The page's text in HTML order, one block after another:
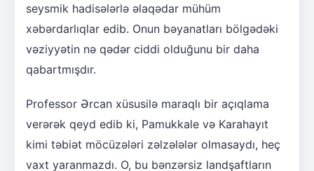
seysmik hadisələrlə əlaqədar mühüm
xəbərdarlıqlar edib. Onun bəyanatları bölgədəki
vəziyyətin nə qədər ciddi olduğunu bir daha
qabartmışdır.
Professor Ərcan xüsusilə maraqlı bir açıqlama
verərək qeyd edib ki, Pamukkale və Karahayıt
kimi təbiət möcüzələri zəlzələlər olmasaydı, heç
vaxt yaranmazdı. O, bu bənzərsiz landşaftların